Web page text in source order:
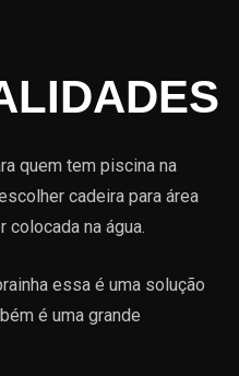
quem tem piscina na
cadeira para área
colocada na água.
essa é uma solução
é uma grande